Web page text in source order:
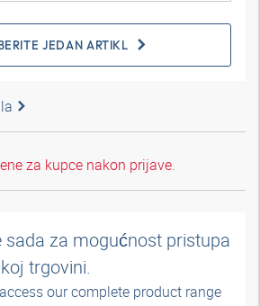
JEDAN ARTIKL
za kupce nakon prijave.
sada za mogućnost pristupa
trgovini.
our complete product range